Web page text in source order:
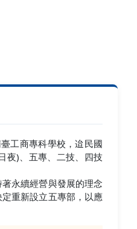
工商專科學校，迨民國
夜)、五專、二技、四技
永續經營與發展的理念
重新設立五專部，以應